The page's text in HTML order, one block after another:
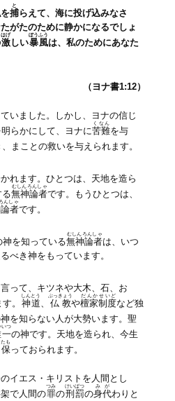
捕
と
らえて、海に投げ込みなさ
がたのために静かになるでしょ
激
はげ
しい暴風
ぼうふう
は、私のためにあなた
（ヨナ書1:12）
いました。しかし、ヨナの信じ
明らかにして、ヨナに苦難
くなん
を与
まことの救いを与えられます。
れます。ひとつは、天地を造ら
る無神論者
むしんろんしゃ
です。もうひとつは、
者
んしゃ
です。
神を知っている無神論者
むしんろんしゃ
は、いつ
べき神をもっています。
って、キツネや大木、石、お
。 神道
しんとう
仏教
ぶっきょう
や檀家
だんか
制度
せいど
など独
を知らない人が大勢います。聖
一
いつ
の神です。天地を造られ、今生
保
たも
っておられます。
イエス・キリストを人間とし
で人間の罪
つみ
の刑罰
けいばつ
の身代
みが
わりと